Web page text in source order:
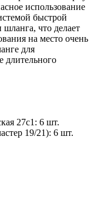
использование
быстрой
что делает
на место очень
для
длительного
27с1: 6 шт.
19/21): 6 шт.